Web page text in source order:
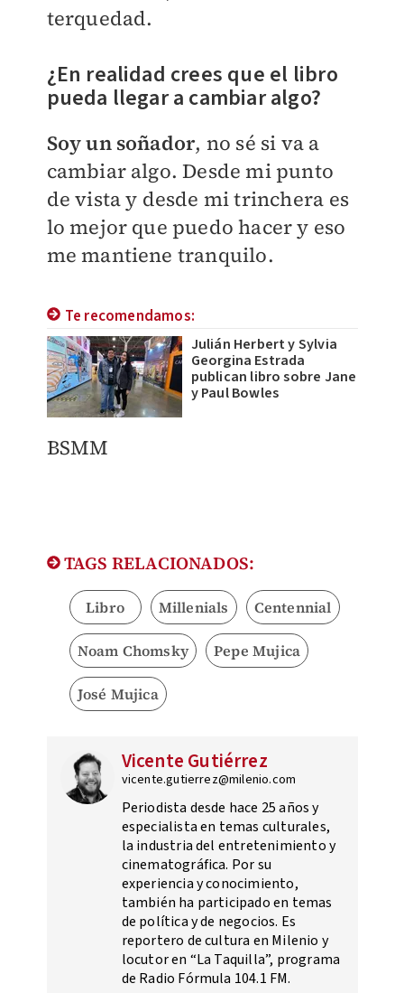
terquedad.
¿En realidad crees que el libro
pueda llegar a cambiar algo?
Soy un soñador, no sé si va a
cambiar algo. Desde mi punto
de vista y desde mi trinchera es
lo mejor que puedo hacer y eso
me mantiene tranquilo.
Te recomendamos:
Julián Herbert y Sylvia
Georgina Estrada
publican libro sobre Jane
y Paul Bowles
BSMM
TAGS RELACIONADOS:
Libro Millenials Centennial
Noam Chomsky Pepe Mujica
José Mujica
Vicente Gutiérrez
vicente.gutierrez@milenio.com
Periodista desde hace 25 años y
especialista en temas culturales,
la industria del entretenimiento y
cinematográfica. Por su
experiencia y conocimiento,
también ha participado en temas
de política y de negocios. Es
reportero de cultura en Milenio y
locutor en “La Taquilla”, programa
de Radio Fórmula 104.1 FM.